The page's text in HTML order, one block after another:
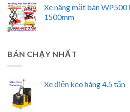
Xe nâng mặt bàn
1500mm
BÁN CHẠY NHẤT
Xe điện kéo hàng 4.5 tấn